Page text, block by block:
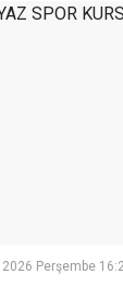
Perşembe